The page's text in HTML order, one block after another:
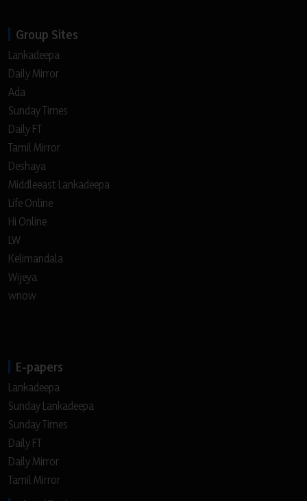
Group Sites
Lankadeepa
Daily Mirror
Ada
Sunday Times
Daily FT
Tamil Mirror
Deshaya
Middleeast Lankadeepa
Life Online
Hi Online
LW
Kelimandala
Wijeya
wnow
E-papers
Lankadeepa
Sunday Lankadeepa
Sunday Times
Daily FT
Daily Mirror
Tamil Mirror